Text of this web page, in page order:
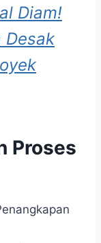
Diam!
Desak
Proses